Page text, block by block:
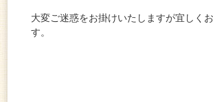
大変ご迷惑をお掛けいたしますが宜しく
す。